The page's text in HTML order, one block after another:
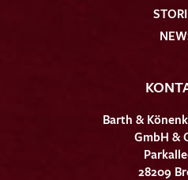
Barth &
GmbH &
28209